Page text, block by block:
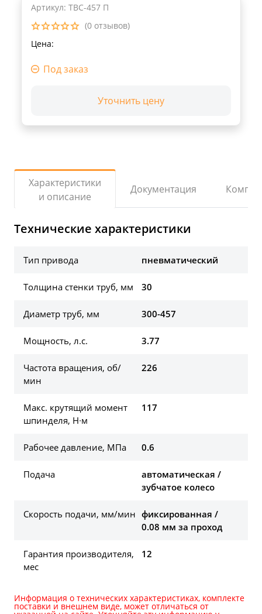
Артикул: ТВС-457 П
(0 отзывов)
Цена:
Под заказ
Уточнить цену
Характеристики
и описание
Документация
Технические характеристики
Тип привода пневматический
Толщина стенки труб, мм 30
Диаметр труб, мм 300-457
Мощность, л.с. 3.77
Частота вращения, об/
мин
226
Макс. крутящий момент
шпинделя, Н∙м
117
Рабочее давление, МПа 0.6
Подача
автоматическая /
зубчатое колесо
Скорость подачи, мм/мин фиксированная /
0.08 мм за проход
Гарантия производителя,
мес
12
Информация о технических характеристиках, комплекте
поставки и внешнем виде, может отличаться от